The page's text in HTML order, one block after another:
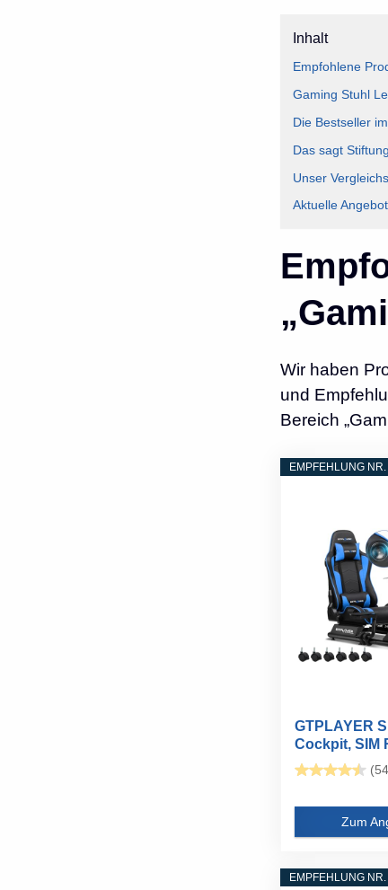
Inhalt
Empfohlene
Gaming Stuhl
Die Bestseller
Das sagt
Unser
Aktuelle
Wir haben
und
Bereich
EMPFEHLUNG NR.
GTPLAYER
Cockpit, SIM
Cockpit...
Zum
EMPFEHLUNG NR.